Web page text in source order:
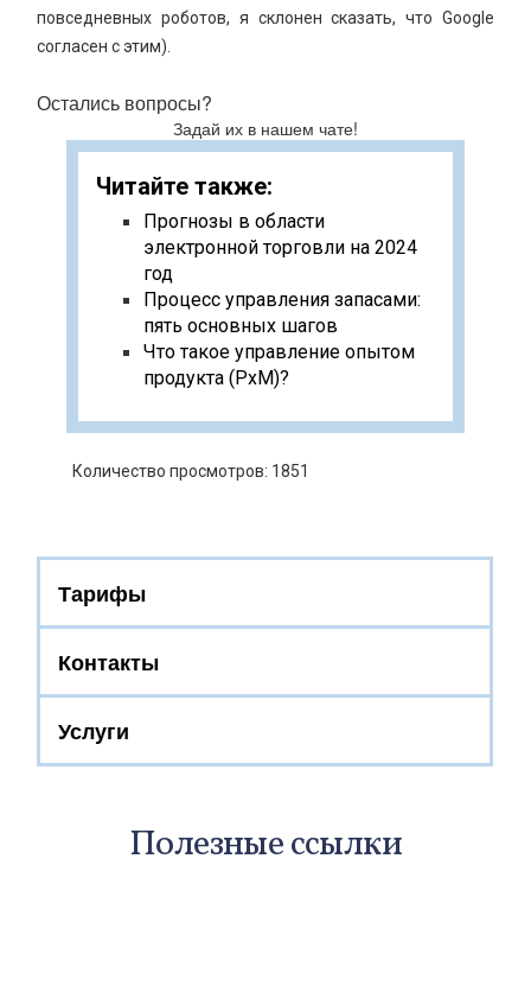
повседневных роботов, я склонен сказать, что Google
согласен с этим).
Остались вопросы?
Задай их в нашем чате!
Читайте также:
Прогнозы в области
электронной торговли на 2024
год
Процесс управления запасами:
пять основных шагов
Что такое управление опытом
продукта (PxM)?
Количество просмотров: 1851
Тарифы
Контакты
Услуги
Полезные ссылки